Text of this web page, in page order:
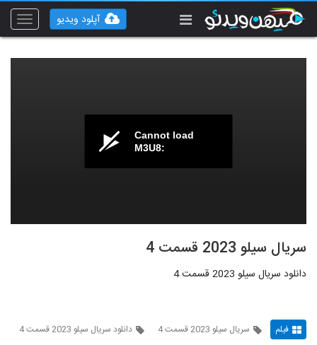
Toggle
آپلود ویدیو
Cannot load
M3U8:
سریال سیلو 2023 قسمت 4
دانلود سریال سیلو 2023 قسمت 4
فیلم سریال سیلو 2023 قسمت 4
دانلود سریال سیلو 2023 قسمت 4